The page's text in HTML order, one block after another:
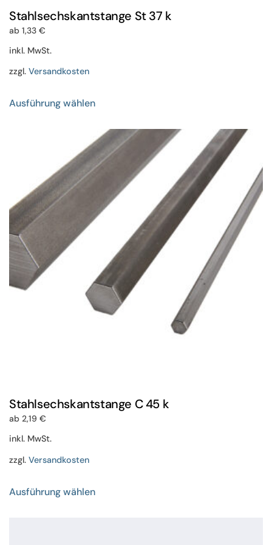
Stahlsechskantstange St 37 k
ab 1,33 €
inkl. MwSt.
zzgl. Versandkosten
Ausführung wählenProdukt
mehrere
Varianten
auf.
Optionen
können
Produktseite
gewählt
werden
Stahlsechskantstange C 45 k
ab 2,19 €
inkl. MwSt.
zzgl. Versandkosten
Ausführung wählenProdukt